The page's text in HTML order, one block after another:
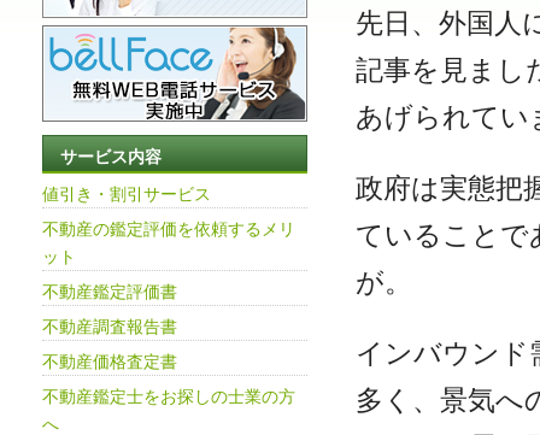
先日、外国人
記事を見まし
あげられてい
政府は実態把
ていることで
が。
インバウンド
多く、景気へ
サービス内容
値引き・割引サービス
不動産の鑑定評価を依頼するメリ
ット
不動産鑑定評価書
不動産調査報告書
不動産価格査定書
不動産鑑定士をお探しの士業の方
へ